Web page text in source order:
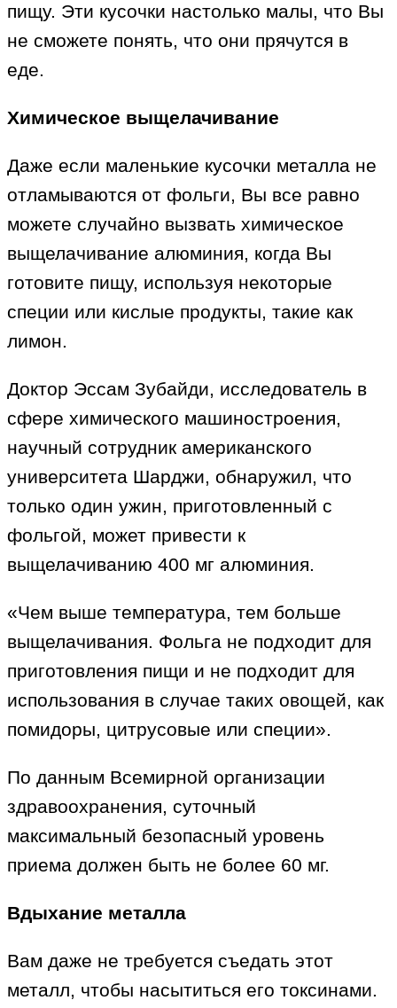
пищу. Эти кусочки настолько малы, что Вы
не сможете понять, что они прячутся в
еде.
Химическое выщелачивание
Даже если маленькие кусочки металла не
отламываются от фольги, Вы все равно
можете случайно вызвать химическое
выщелачивание алюминия, когда Вы
готовите пищу, используя некоторые
специи или кислые продукты, такие как
лимон.
Доктор Эссам Зубайди, исследователь в
сфере химического машиностроения,
научный сотрудник американского
университета Шарджи, обнаружил, что
только один ужин, приготовленный с
фольгой, может привести к
выщелачиванию 400 мг алюминия.
«Чем выше температура, тем больше
выщелачивания. Фольга не подходит для
приготовления пищи и не подходит для
использования в случае таких овощей, как
помидоры, цитрусовые или специи».
По данным Всемирной организации
здравоохранения, суточный
максимальный безопасный уровень
приема должен быть не более 60 мг.
Вдыхание металла
Вам даже не требуется съедать этот
металл, чтобы насытиться его токсинами.